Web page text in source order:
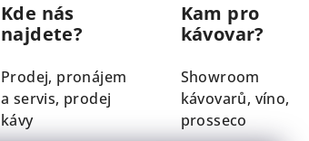
Kde nás
najdete?
Prodej, pronájem
a servis, prodej
kávy
Kam pro
kávovar?
Showroom
kávovarů, víno,
prosseco